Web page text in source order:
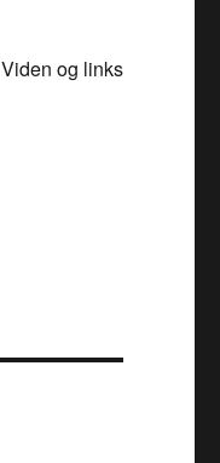
Viden og links